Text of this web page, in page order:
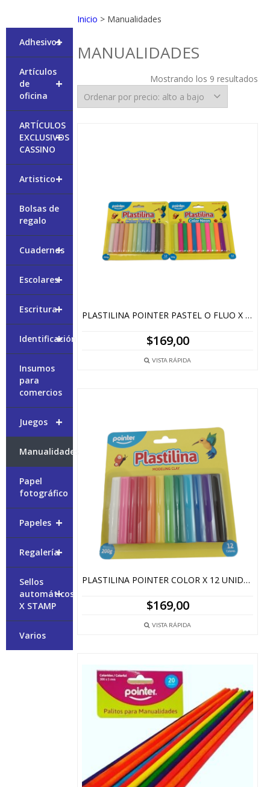
Inicio > Manualidades
MANUALIDADES
Mostrando los 9 resultados
PLASTILINA POINTER PASTEL O FLUO X 12 COLORES
$169,00
VISTA RÁPIDA
PLASTILINA POINTER COLOR X 12 UNIDADES
$169,00
VISTA RÁPIDA
+
Adhesivos
+
Artículos
de
oficina
+
ARTÍCULOS
EXCLUSIVOS
CASSINO
+
Artistico
Bolsas de
regalo
+
Cuadernos
+
Escolares
+
Escritura
+
Identificación
Insumos
para
comercios
+
Juegos
Manualidades
Papel
fotográfico
+
Papeles
+
Regalería
+
Sellos
automáticos
X STAMP
Varios